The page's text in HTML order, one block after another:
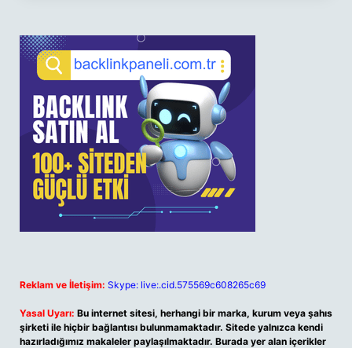
Reklam ve İletişim: Skype: live:.cid.575569c608265c69
Yasal Uyarı: Bu internet sitesi, herhangi bir marka, kurum veya şahıs
şirketi ile hiçbir bağlantısı bulunmamaktadır. Sitede yalnızca kendi
hazırladığımız makaleler paylaşılmaktadır. Burada yer alan içerikler